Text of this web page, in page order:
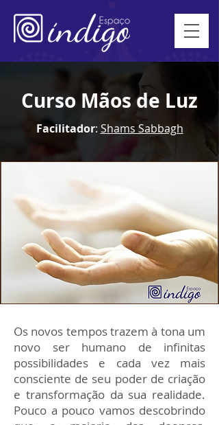
Curso Mãos de Luz
Facilitador: Shams Sabbagh
Os novos tempos trazem à tona um
novo ser humano de infinitas
possibilidades e cada vez mais
consciente de seu poder de criação
e transformação da sua realidade.
Pouco a pouco vamos descobrindo